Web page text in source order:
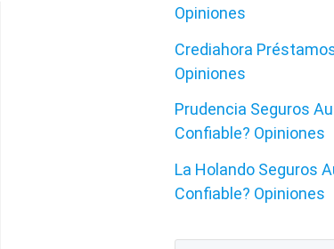
Opiniones
Crediahora
Opiniones
Prudencia Seguros
Confiable? Opiniones
La Holando Seguros
Confiable? Opiniones